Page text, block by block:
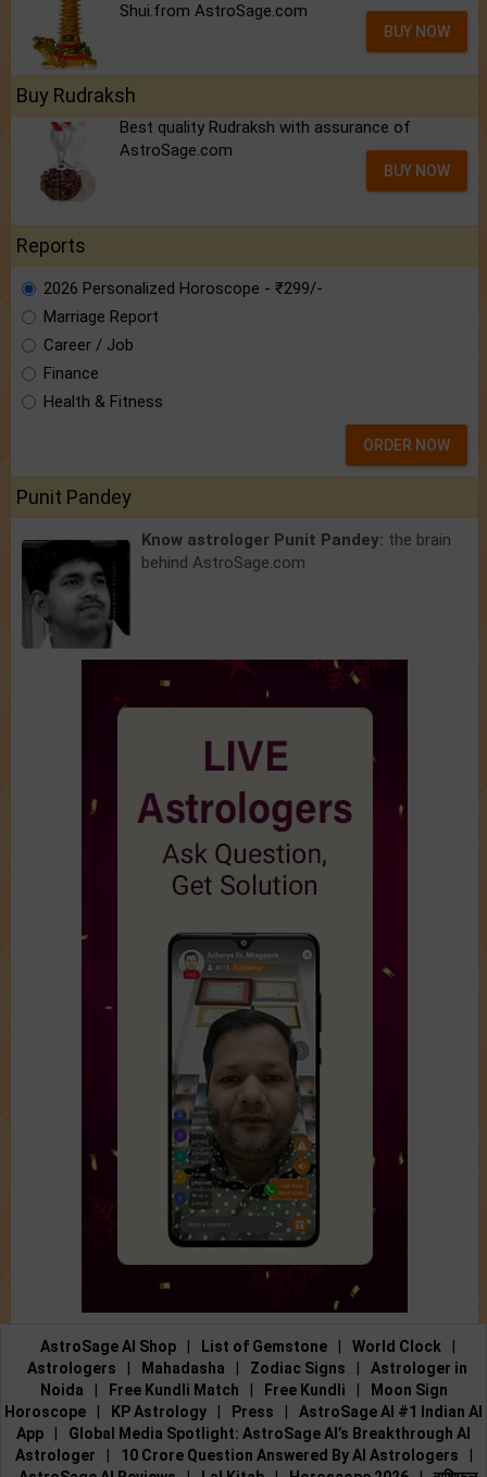
Shui.from AstroSage.com
BUY NOW
Buy Rudraksh
Best quality Rudraksh with assurance of
AstroSage.com
BUY NOW
Reports
2026 Personalized Horoscope - ₹299/-
Marriage Report
Career / Job
Finance
Health & Fitness
ORDER NOW
Punit Pandey
Know astrologer Punit Pandey: the brain
behind AstroSage.com
AstroSage AI Shop List of Gemstone World Clock
Astrologers
Mahadasha Zodiac Signs
Astrologer in
Noida
Free Kundli Match Free Kundli
Moon Sign
Horoscope
KP Astrology Press
AstroSage AI #1 Indian AI
App
Global Media Spotlight: AstroSage AI’s Breakthrough AI
Astrologer
10 Crore Question Answered By AI Astrologers